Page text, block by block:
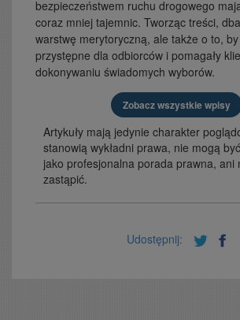
bezpieczeństwem ruchu drogowego
coraz mniej tajemnic. Tworząc treści,
warstwę merytoryczną, ale także o to, by
przystępne dla odbiorców i pomagały
dokonywaniu świadomych wyborów.
Zobacz wszystkie wpisy
Artykuły mają jedynie charakter
stanowią wykładni prawa, nie mogą
jako profesjonalna porada prawna, ani
zastąpić.
Udostępnij: